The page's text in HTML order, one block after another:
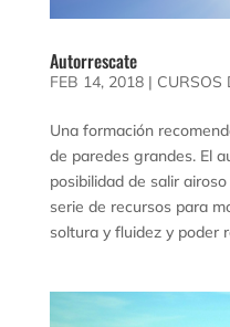
Autorrescate
FEB 14, 2018| CURSOS
Una formación
de paredes grandes. El
posibilidad de salir
serie de recursos para
soltura y fluidez y poder